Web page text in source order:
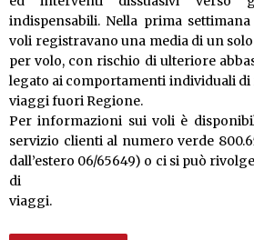
indispensabili. Nella prima
voli registravano una media di un
per volo, con rischio di ulteriore
legato ai comportamenti individuali
viaggi fuori Regione.
Per informazioni sui voli è
servizio clienti al numero verde
dall’estero 06/65649) o ci si può
di
viaggi.